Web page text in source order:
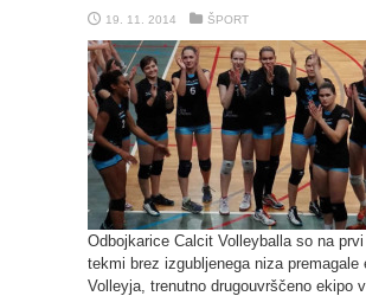
19. 11. 2014 ŠPORT
Odbojkarice Calcit Volleyballa so na
tekmi brez izgubljenega niza premagale
Volleyja, trenutno drugouvrščeno ekipo